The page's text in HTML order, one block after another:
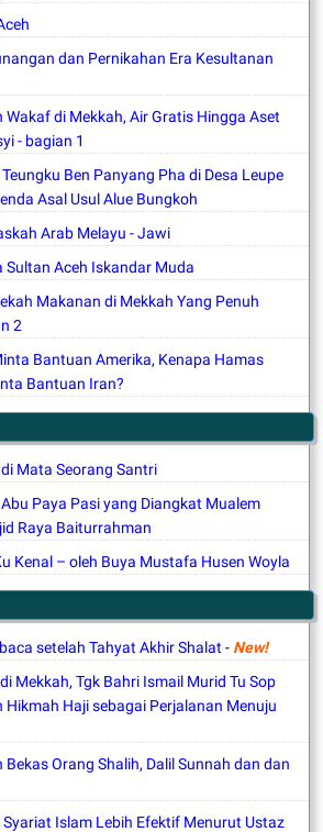
dan Pernikahan Era Kesultanan
Wakaf di Mekkah, Air Gratis Hingga Aset
- bagian 1
Ben Panyang Pha di Desa Leupe
Asal Usul Alue Bungkoh
Arab Melayu - Jawi
Sultan Aceh Iskandar Muda
Makanan di Mekkah Yang Penuh
2
Bantuan Amerika, Kenapa Hamas
Bantuan Iran?
Mata Seorang Santri
Paya Pasi yang Diangkat Mualem
Raya Baiturrahman
Kenal – oleh Buya Mustafa Husen Woyla
setelah Tahyat Akhir Shalat - New!
Mekkah, Tgk Bahri Ismail Murid Tu Sop
Hikmah Haji sebagai Perjalanan Menuju
Orang Shalih, Dalil Sunnah dan dan
Islam Lebih Efektif Menurut Ustaz